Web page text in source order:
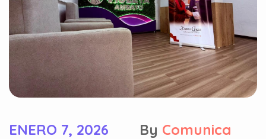
ENERO 7, 2026 By Comunica